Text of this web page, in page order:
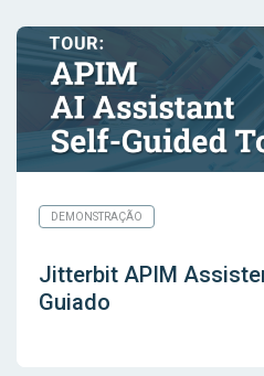
DEMONSTRAÇÃO
Jitterbit APIM
Guiado